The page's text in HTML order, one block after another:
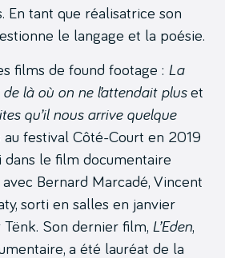
En tant que réalisatrice son
le langage et la poésie.
films de found footage : La
là où on ne l’attendait pluset
qu’il nous arrive quelque
au festival Côté-Court en 2019
dans le film documentaire
Bernard Marcadé, Vincent
sorti en salles en janvier
Son dernier film, L’Eden,
a été lauréat de la